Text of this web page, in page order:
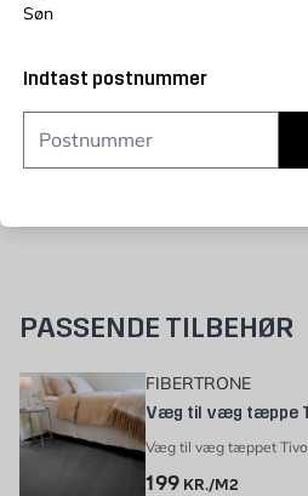
Søn
Indtast postnummer
PASSENDE TILBEHØR
FIBERTRONE
Væg til væg tæppe
Væg til væg tæppet
199 KR./M2